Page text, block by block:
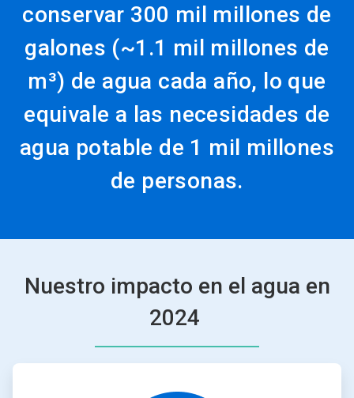
conservar 300 mil millones de
galones (~1.1 mil millones de
m³) de agua cada año, lo que
equivale a las necesidades de
agua potable de 1 mil millones
de personas.
Nuestro impacto en el agua en
2024